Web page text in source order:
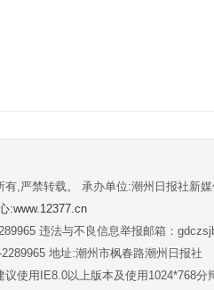
,严禁转载。 承办单位:潮州日报社新
:www.12377.cn
违法与不良信息举报邮箱：
地址:潮州市枫春路潮州日报社
使用IE8.0以上版本及使用1024*768分